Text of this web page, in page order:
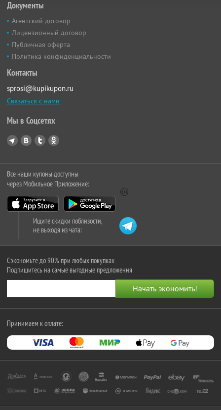
Документы
Агентский договор
Лицензионный договор
Публичная оферта
Политика конфиденциальности
Контакты
sprosi@kupikupon.ru
Связаться с нами
Мы в Соцсетях
Все наши купоны доступны
через Мобильное Приложение:
Ищите скидки поблизости,
не выходя из чата:
Сэкономьте до 90% при любых покупках
Подпишитесь на самые выгодные предложения
Принимаем к оплате: